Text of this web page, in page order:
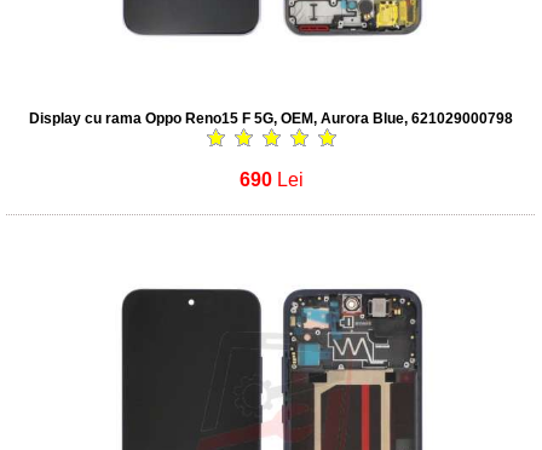
Display cu rama Oppo Reno15 F 5G, OEM, Aurora Blue, 621029000798
690 Lei